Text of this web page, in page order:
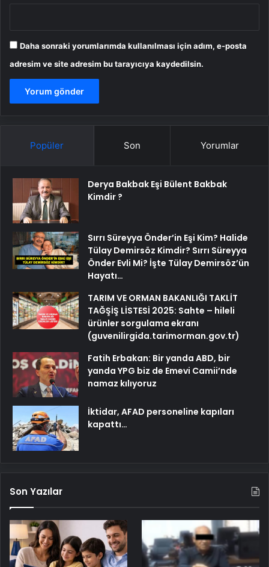
Daha sonraki yorumlarımda kullanılması için adım, e-posta
adresim ve site adresim bu tarayıcıya kaydedilsin.
Popüler Son Yorumlar
Derya Bakbak Eşi Bülent Bakbak
Kimdir ?
Sırrı Süreyya Önder’in Eşi Kim? Halide
Tülay Demirsöz Kimdir? Sırrı Süreyya
Önder Evli Mi? İşte Tülay Demirsöz’ün
Hayatı…
TARIM VE ORMAN BAKANLIĞI TAKLİT
TAĞŞİŞ LİSTESİ 2025: Sahte – hileli
ürünler sorgulama ekranı
(guvenilirgida.tarimorman.gov.tr)
Fatih Erbakan: Bir yanda ABD, bir
yanda YPG biz de Emevi Camii’nde
namaz kılıyoruz
İktidar, AFAD personeline kapıları
kapattı…
Son Yazılar